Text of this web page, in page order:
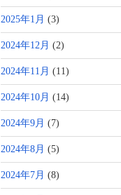
2025年1月 (3)
2024年12月 (2)
2024年11月 (11)
2024年10月 (14)
2024年9月 (7)
2024年8月 (5)
2024年7月 (8)